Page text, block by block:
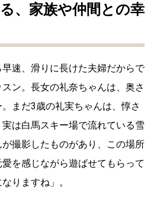
、家族や仲間との幸
速、滑りに長けた夫婦だからで
ン。長女の礼奈ちゃんは、奥さ
まだ3歳の礼実ちゃんは、惇さ
は白馬スキー場で流れている雪
撮影したものがあり、この場所
を感じながら遊ばせてもらって
りますね」。